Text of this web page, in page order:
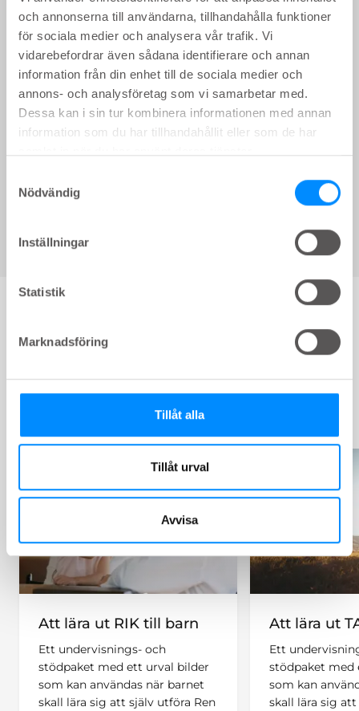
och annonserna till användarna, tillhandahålla funktioner
för sociala medier och analysera vår trafik. Vi
vidarebefordrar även sådana identifierare och annan
information från din enhet till de sociala medier och
annons- och analysföretag som vi samarbetar med.
Dessa kan i sin tur kombinera informationen med annan
information som du har tillhandahållit eller som de har
Nödvändig
Inställningar
Statistik
Marknadsföring
Tillåt alla
Tillåt urval
Avvisa
Webbinarie: MS och tarmdysfunktion
key:global.content-type:
WEBBINARIE
En föreläsning om hur du kan ge dina MS-
patienter en bättre tarmfunktion. Ta del av hur
Mari Dahlberg och Sara Strandberg,
Uro/tarmterapeuter på Bäckenbottencentrum,
Tema:
Tarmdysfunktion
ut RIK och TAI till barn
vårdpersonal och vårdnadshavare till barn som skall lära
Att lära ut RIK till barn
Ett undervisnings- och
stödpaket med ett urval bilder
som kan användas när barnet
skall lära sig att själv utföra Ren
Att lära ut
Ett
stödpaket med
som kan
skall lära sig